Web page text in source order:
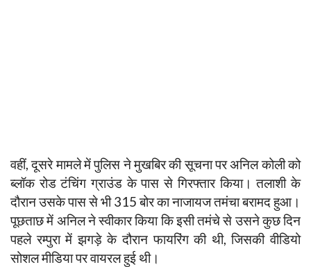
वहीं, दूसरे मामले में पुलिस ने मुखबिर की सूचना पर अनिल कोली को
ब्लॉक रोड टंचिंग ग्राउंड के पास से गिरफ्तार किया। तलाशी के
दौरान उसके पास से भी 315 बोर का नाजायज तमंचा बरामद हुआ।
पूछताछ में अनिल ने स्वीकार किया कि इसी तमंचे से उसने कुछ दिन
पहले रम्पुरा में झगड़े के दौरान फायरिंग की थी, जिसकी वीडियो
सोशल मीडिया पर वायरल हुई थी।